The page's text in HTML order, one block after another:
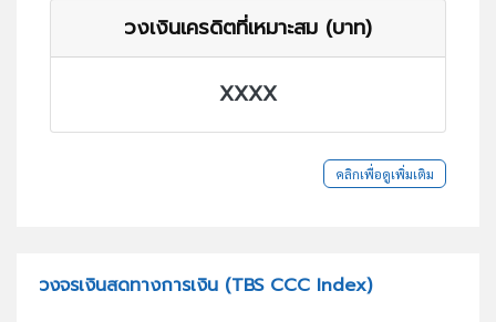
วงเงินเครดิตที่เหมาะสม (บาท)
XXXX
คลิกเพื่อดูเพิ่มเติม
วงจรเงินสดทางการเงิน (TBS CCC Index)